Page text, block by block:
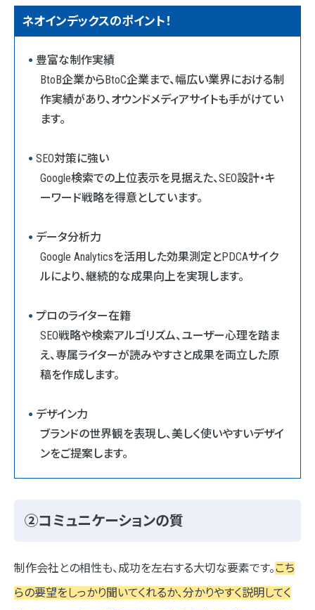
ネオインデックスのポイント！
豊富な制作実績
BtoB企業からBtoC企業まで、幅広い業界における制
作実績があり、オウンドメディアサイトも手がけてい
ます。
SEO対策に強い
Google検索での上位表示を見据えた、SEO設計・キ
ーワード戦略を得意としています。
データ分析力
Google Analyticsを活用した効果測定とPDCAサイク
ルにより、継続的な成果向上を実現します。
プロのライター在籍
SEO戦略や検索アルゴリズム、ユーザー心理を踏ま
え、専属ライターが読みやすさと成果を両立した原
稿を作成します。
デザイン力
ブランドの世界観を表現し、美しく使いやすいデザイ
ンをご提案します。
②コミュニケーションの質
制作会社との相性も、成功を左右する大切な要素です。 こち
らの要望をしっかり聞いてくれるか、分かりやすく説明してく